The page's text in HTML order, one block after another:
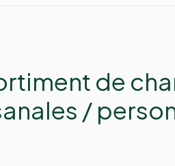
de
/